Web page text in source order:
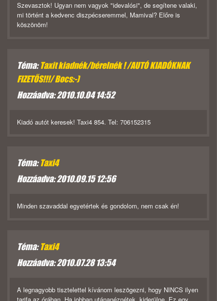
Szevasztok! Ugyan nem vagyok "idevalósi", de segítene valaki,
mi történt a kedvenc diszpécseremmel, Mamival? Előre is
köszönöm!
Téma:Taxit kiadnék/bérelnék ! /AUTÓ KIADÓKNAK
FIZETŐS!!!/ Bocs:-)
Hozzáadva: 2010.10.04 14:52
Kiadó autót keresek! Taxi4 854. Tel: 706152315
Téma:Taxi4
Hozzáadva: 2010.09.15 12:56
Minden szavaddal egyetértek és gondolom, nem csak én!
Téma:Taxi4
Hozzáadva: 2010.07.28 13:54
A legnagyobb tisztelettel kívánom leszögezni, hogy NINCS ilyen